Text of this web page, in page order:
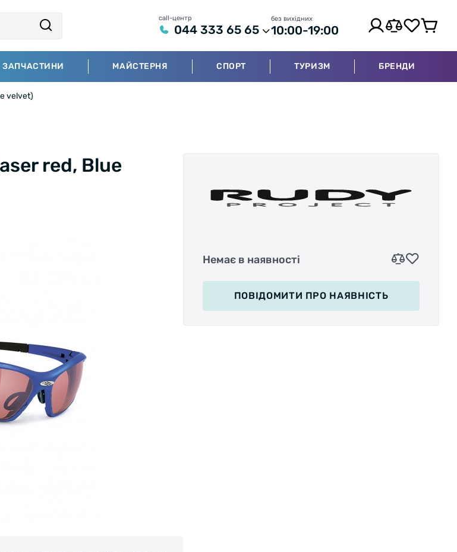
call-центр
044 333 65 65
без вихідних
10:00-19:00
ЗАПЧАСТИНИ МАЙСТЕРНЯ СПОРТ ТУРИЗМ БРЕНДИ
velvet)
red, Blue
Немає в наявності
ПОВІДОМИТИ ПРО НАЯВНІСТЬ